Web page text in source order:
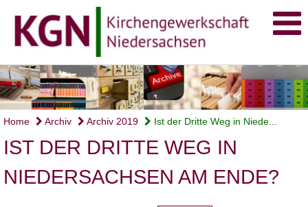
Home Archiv Archiv 2019 Ist der Dritte Weg in Niede...
IST DER DRITTE WEG IN
NIEDERSACHSEN AM ENDE?